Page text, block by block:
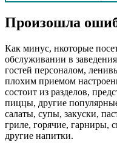
Произошла
Как минус, нкоторые
обслуживании в
гостей персоналом,
плохим приемом
состоит из разделов,
пиццы, другие
салаты, супы, закуски,
гриле, горячие, гарниры,
другие напитки.